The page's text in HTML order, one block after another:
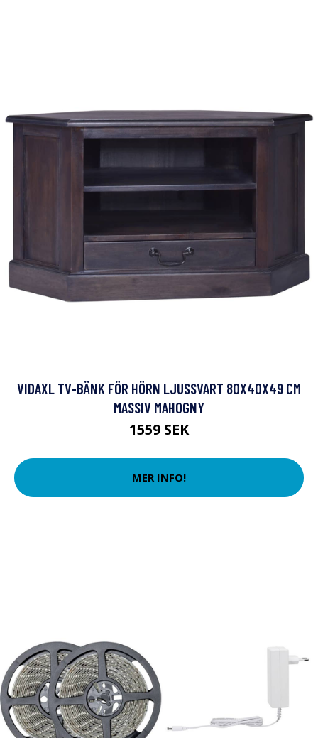
VIDAXL TV-BÄNK FÖR HÖRN LJUSSVART 80X40X49 CM
MASSIV MAHOGNY
1559 SEK
MER INFO!